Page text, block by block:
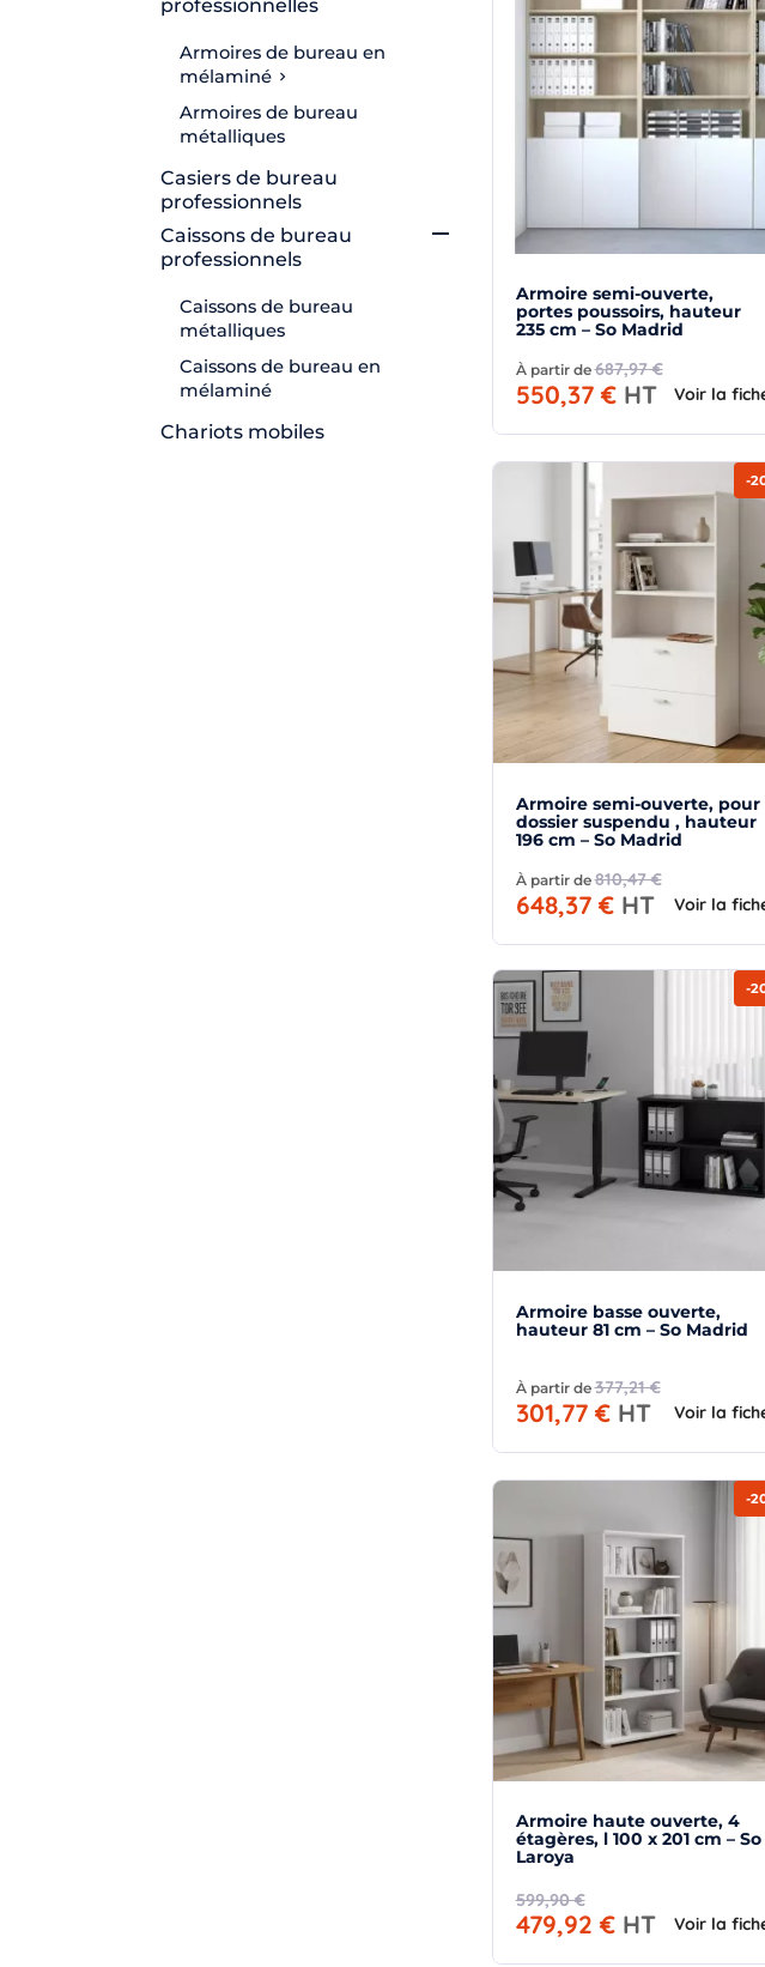
professionnelles
Armoires de bureau en
mélaminé 
Armoires de bureau
métalliques
Casiers de bureau
professionnels
Caissons de bureau
professionnels

Caissons de bureau
métalliques
Caissons de bureau en
mélaminé
Chariots mobiles
Armoire semi-ouverte,
portes poussoirs, hauteur
235 cm – So Madrid
À partir de687,97 €
550,37 € HT Voir la
Armoire semi-ouverte, pour
dossier suspendu , hauteur
196 cm – So Madrid
À partir de810,47 €
648,37 € HT Voir la
-
Armoire basse ouverte,
hauteur 81 cm – So Madrid
À partir de377,21 €
301,77 € HT Voir la
-
Armoire haute ouverte, 4
étagères, l 100 x 201 cm – So
Laroya
599,90 €
479,92 € HT Voir la
-